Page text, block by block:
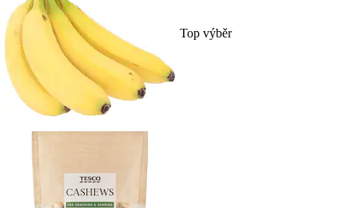
Top výběr